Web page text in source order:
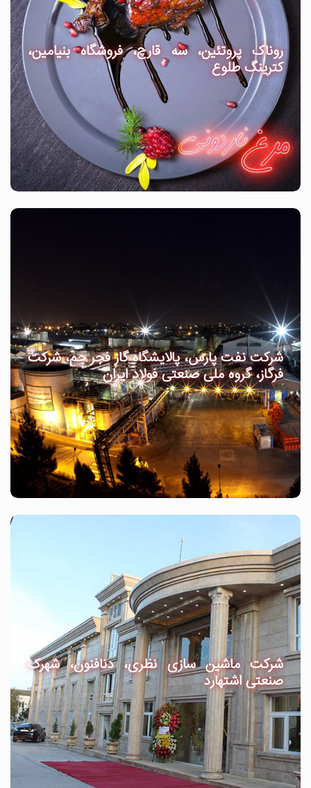
روناک پروتئین، سه قارچ، فروشگاه بنیامین،
کترینگ طلوع
شرکت نفت پارس، پالایشگاه گاز فجر جم، شرکت
فرگاز، گروه ملی صنعتی فولاد ایران
شرکت ماشین سازی نظری، دنافنون، شهرک
صنعتی اشتهارد